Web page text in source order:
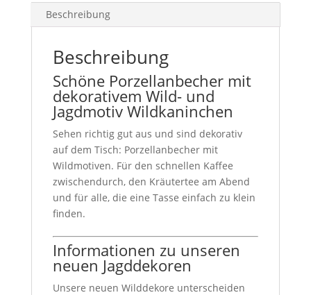
Beschreibung
Beschreibung
Schöne Porzellanbecher mit
dekorativem Wild- und
Jagdmotiv Wildkaninchen
Sehen richtig gut aus und sind dekorativ
auf dem Tisch: Porzellanbecher mit
Wildmotiven. Für den schnellen Kaffee
zwischendurch, den Kräutertee am Abend
und für alle, die eine Tasse einfach zu klein
finden.
Informationen zu unseren
neuen Jagddekoren
Unsere neuen Wilddekore unterscheiden